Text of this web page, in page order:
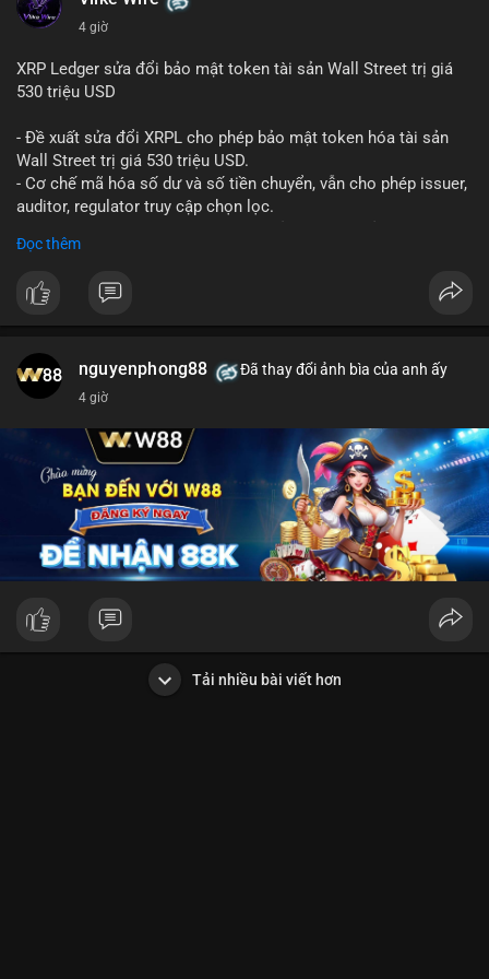
4 giờ
XRP Ledger sửa đổi bảo mật token tài sản Wall Street trị giá
530 triệu USD
- Đề xuất sửa đổi XRPL cho phép bảo mật token hóa tài sản
Wall Street trị giá 530 triệu USD.
- Cơ chế mã hóa số dư và số tiền chuyển, vẫn cho phép issuer,
auditor, regulator truy cập chọn lọc.
tài chính.
chức tài chính.
$xrp
#titanbot
📰 Nguồn: CoinDesk
Đọc thêm
nguyenphong88 Đã thay đổi ảnh bìa của anh ấy
4 giờ
Tải nhiều bài viết hơn